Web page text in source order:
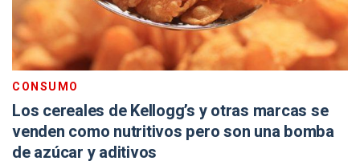
CONSUMO
Los cereales de Kellogg’s y otras marcas se
venden como nutritivos pero son una bomba
de azúcar y aditivos